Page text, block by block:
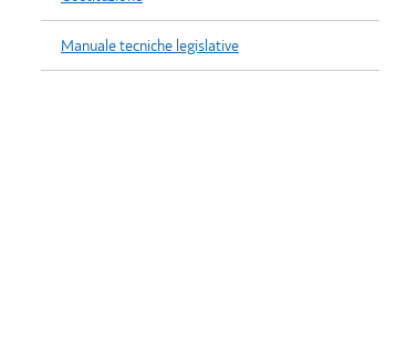
Manuale tecniche legislative